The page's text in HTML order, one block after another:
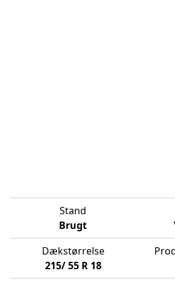
Stand
Brugt
Dækstørrelse
215/ 55 R 18